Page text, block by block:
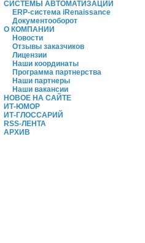
СИСТЕМЫ АВТОМАТИЗАЦИИ
ERP-система iRenaissance
Документооборот
О КОМПАНИИ
Новости
Отзывы заказчиков
Лицензии
Наши координаты
Программа партнерства
Наши партнеры
Наши вакансии
НОВОЕ НА САЙТЕ
ИТ-ЮМОР
ИТ-ГЛОССАРИЙ
RSS-ЛЕНТА
АРХИВ